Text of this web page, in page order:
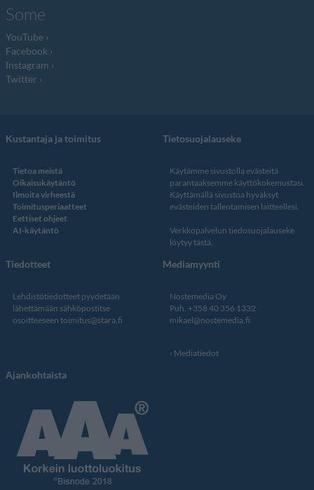
Some
YouTube
Facebook
Instagram
Twitter
Kustantaja ja toimitus
Tietoa meistä
Oikaisukäytäntö
Ilmoita virheestä
Toimitusperiaatteet
Eettiset ohjeet
AI-käytäntö
Tietosuojalauseke
Käytämme sivustolla evästeitä
parantaaksemme käyttökokemustasi.
Käyttämällä sivustoa hyväksyt
evästeiden tallentamisen laitteellesi.
Verkkopalvelun tiedosuojalauseke
löytyy tästä.
Tiedotteet
Lehdistötiedotteet pyydetään
lähettämään sähköpostitse
osoitteeseen toimitus@stara.fi
Mediamyynti
Nostemedia Oy
Puh. +358 40 356 1332
mikael@nostemedia.fi
Mediatiedot
Ajankohtaista